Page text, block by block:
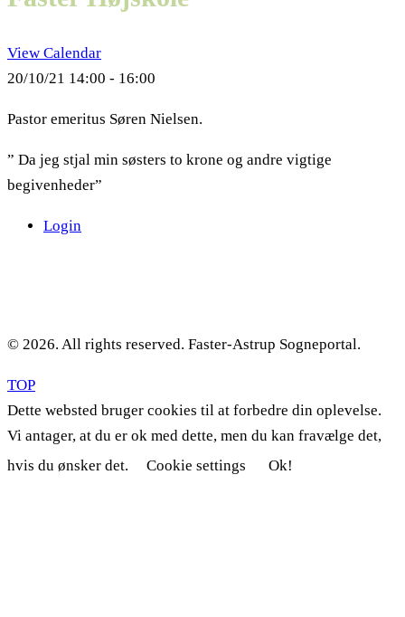
View Calendar
20/10/21 14:00 - 16:00
Pastor emeritus Søren Nielsen.
” Da jeg stjal min søsters to krone og andre vigtige
begivenheder”
Login
© 2026. All rights reserved. Faster-Astrup Sogneportal.
TOP
Dette websted bruger cookies til at forbedre din oplevelse.
Vi antager, at du er ok med dette, men du kan fravælge det,
hvis du ønsker det.
Cookie settings Ok!